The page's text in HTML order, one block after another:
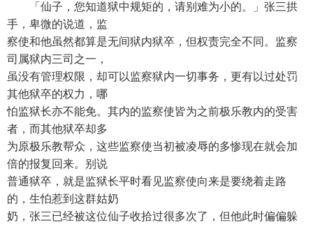
「仙子，您知道狱中规矩的，请别难为小的。」张三拱
手，卑微的说道，监
察使和他虽然都算是无间狱内狱卒，但权责完全不同。监察
司属狱内三司之一，
虽没有管理权限，却可以监察狱内一切事务，更有以过处罚
其他狱卒的权力，哪
怕监狱长亦不能免。其内的监察使皆为之前极乐教内的受害
者，而其他狱卒却多
为原极乐教帮众，这些监察使当初被凌辱的多惨现在就会加
倍的报复回来。别说
普通狱卒，就是监狱长平时看见监察使向来是要绕着走路
的，生怕惹到这群姑奶
奶，张三已经被这位仙子收拾过很多次了，但他此时偏偏躲